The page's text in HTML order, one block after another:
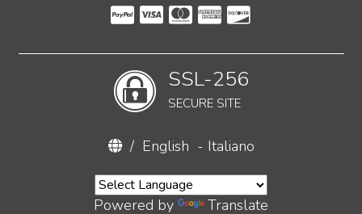
SSL-256
SECURE SITE
/ English - Italiano
Powered by Translate